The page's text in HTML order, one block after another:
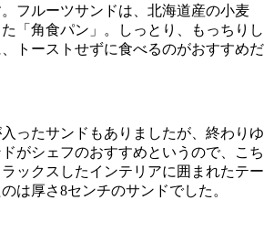
フルーツサンドは、北海道産の小麦
た「角食パン」。しっとり、もっちりし
トーストせずに食べるのがおすすめだ
ったサンドもありましたが、終わりゆ
がシェフのおすすめというので、こち
ックスしたインテリアに囲まれたテー
は厚さ8センチのサンドでした。